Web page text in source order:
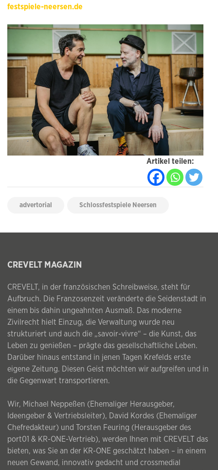
festspiele-neersen.de
Artikel teilen:
advertorial Schlossfestspiele Neersen
CREVELT MAGAZIN
CREVELT, in der französischen Schreibweise, steht für
Aufbruch. Die Franzosenzeit veränderte die Seidenstadt in
einem bis dahin ungeahnten Ausmaß. Das moderne
Zivilrecht hielt Einzug, die Verwaltung wurde neu
strukturiert und auch die „savoir-vivre“ – die Kunst, das
Leben zu genießen – prägte das gesellschaftliche Leben.
Darüber hinaus entstand in jenen Tagen Krefelds erste
eigene Zeitung. Diesen Geist möchten wir aufgreifen und in
die Gegenwart transportieren.
Wir, Michael Neppeßen (Ehemaliger Herausgeber,
Ideengeber & Vertriebsleiter), David Kordes (Ehemaliger
Chefredakteur) und Torsten Feuring (Herausgeber des
port01 & KR-ONE-Vertrieb), werden Ihnen mit CREVELT das
bieten, was Sie an der KR-ONE geschätzt haben – in einem
neuen Gewand, innovativ gedacht und crossmedial